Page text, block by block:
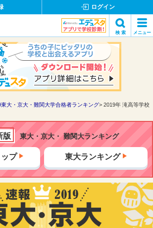
ログイン
検 索 メニュー
検索
東大・京大・難関大学合格者ランキング
2019年 滝高等学校
版 東大・京大・ 難関大ランキング
プ 東大ランキング